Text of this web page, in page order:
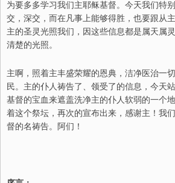
为要多多学习我们主耶稣基督。今天我们特
交，深交，而在凡事上能够得胜，也要跟从
主的圣灵光照我们，因这些信息都是属天属
清楚的光照。
主啊，照着主丰盛荣耀的恩典，洁净医治一
民。主的仆人祷告了、领受了的信息，今天
基督的宝血来遮盖洗净主的仆人软弱的一个
着这个祭坛，再次的宣布出来，感谢主！我
督的名祷告。阿们！